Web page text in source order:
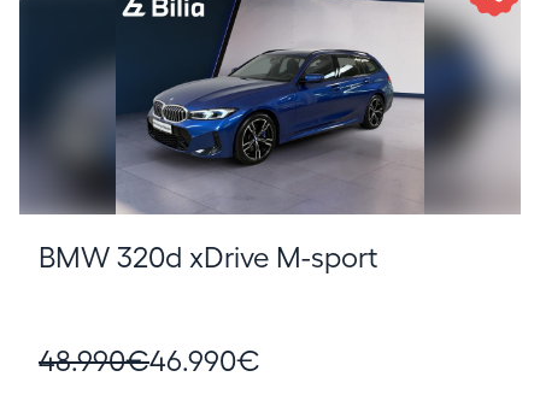
BMW 320d xDrive M-sport
48.990€46.990€